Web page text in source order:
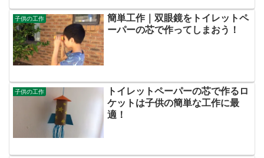
子供の工作
簡単工作｜双眼鏡をトイレットペ
ーパーの芯で作ってしまおう！
子供の工作
トイレットペーパーの芯で作るロ
ケットは子供の簡単な工作に最
適！